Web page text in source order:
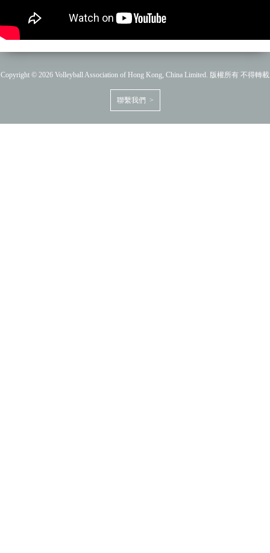
Copyright © 2026 Volleyball Association of Hong Kong, China Limited. 版權所有 不得轉載
聯繫我們 >